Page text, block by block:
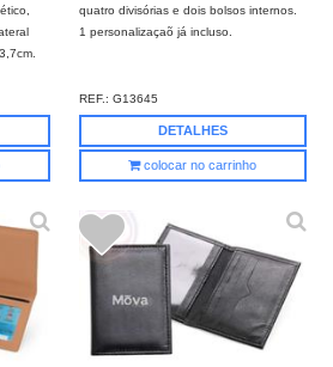
quatro divisórias e dois bolsos internos.
1 personalizaçaõ já incluso.
REF.:G13645
DETALHES
colocar no carrinho